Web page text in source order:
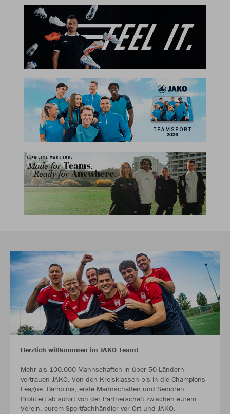
Herzlich willkommen im JAKO Team!
Mehr als 100.000 Mannschaften in über 50 Ländern
vertrauen JAKO. Von den Kreisklassen bis in die Champions
League. Bambinis, erste Mannschaften und Senioren.
Profitiert ab sofort von der Partnerschaft zwischen eurem
Verein, eurem Sportfachhändler vor Ort und JAKO.